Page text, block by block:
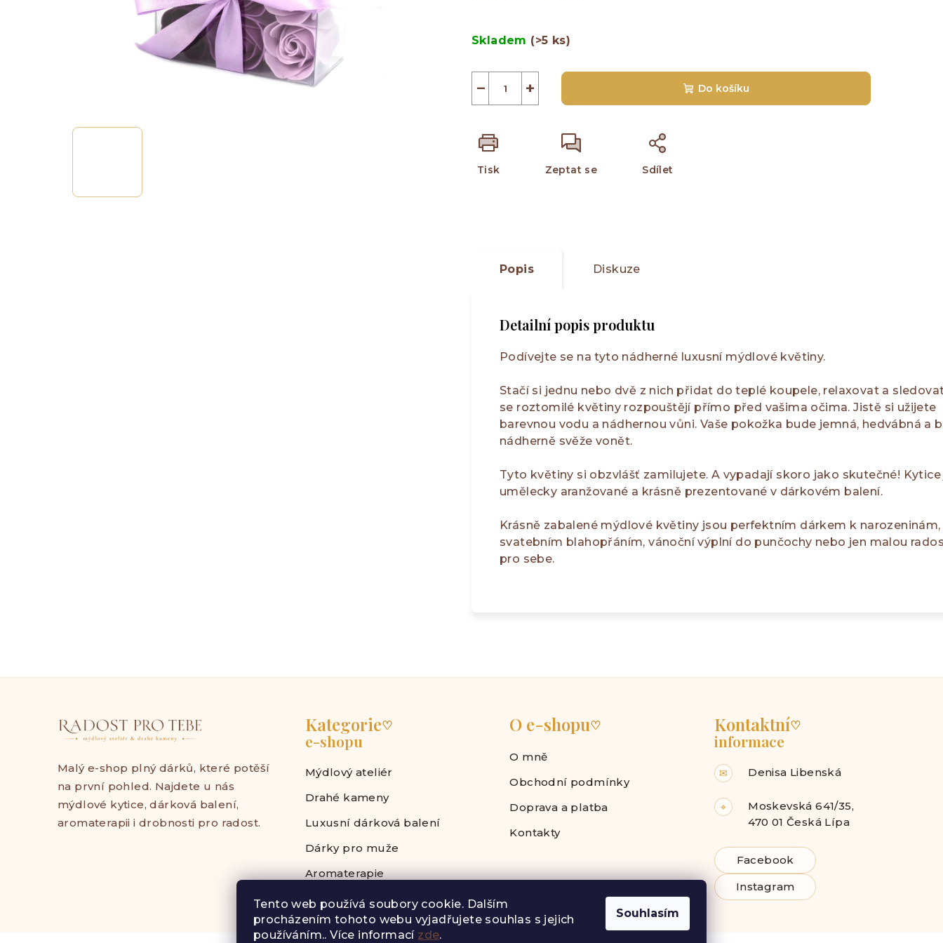
Tento web používá soubory cookie. Dalším
procházením tohoto webu vyjadřujete souhlas s jejich
používáním.. Více informací zde.
Souhlasím
hvězdiček.
cena:
Skladem (>5 ks)
+
− Do košíku
Tisk Zeptat se Sdílet
Popis Diskuze
Detailní popis produktu
Podívejte se na tyto nádherné luxusní mýdlové květiny.
Stačí si jednu nebo dvě z nich přidat do teplé koupele, relaxovat a
se roztomilé květiny rozpouštějí přímo před vašima očima. Jistě si užijete
barevnou vodu a nádhernou vůni. Vaše pokožka bude jemná, hedvábná a
nádherně svěže vonět.
Tyto květiny si obzvlášť zamilujete. A vypadají skoro jako skutečné!
umělecky aranžované a krásně prezentované v dárkovém balení.
Krásně zabalené mýdlové květiny jsou perfektním dárkem k narozeninám,
svatebním blahopřáním, vánoční výplní do punčochy nebo jen malou
pro sebe.
Malý e-shop plný dárků, které potěší
na první pohled. Najdete u nás
mýdlové kytice, dárková balení,
aromaterapii i drobnosti pro radost.
Kategorie♡
e-shopu
Mýdlový ateliér
Drahé kameny
Luxusní dárková balení
Dárky pro muže
Aromaterapie
O e-shopu♡
O mně
Obchodní podmínky
Doprava a platba
Kontakty
Kontaktní♡
informace
✉ Denisa Libenská
⌖
Moskevská 641/35,
470 01 Česká Lípa
Facebook
Instagram